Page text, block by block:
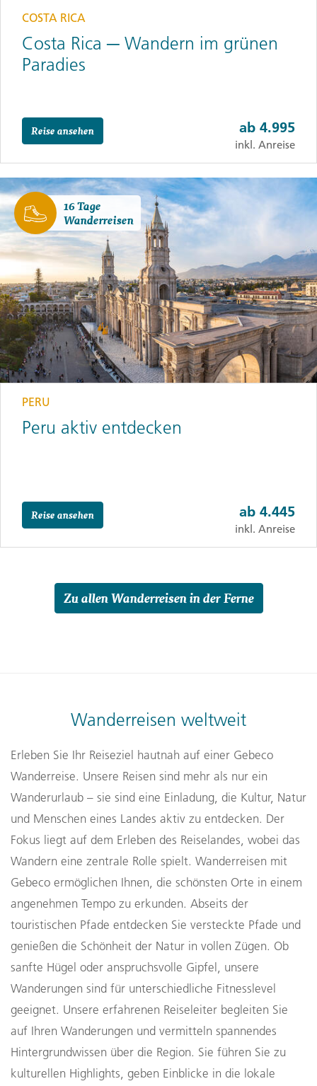
COSTA RICA
Costa Rica ─ Wandern im grünen
Paradies
Reise ansehen ab 4.995
inkl. Anreise
16 Tage
Wanderreisen
PERU
Peru aktiv entdecken
Reise ansehen ab 4.445
inkl. Anreise
Zu allen Wanderreisen in der Ferne
Wanderreisen weltweit
Erleben Sie Ihr Reiseziel hautnah auf einer Gebeco
Wanderreise. Unsere Reisen sind mehr als nur ein
Wanderurlaub – sie sind eine Einladung, die Kultur, Natur
und Menschen eines Landes aktiv zu entdecken. Der
Fokus liegt auf dem Erleben des Reiselandes, wobei das
Wandern eine zentrale Rolle spielt. Wanderreisen mit
Gebeco ermöglichen Ihnen, die schönsten Orte in einem
angenehmen Tempo zu erkunden. Abseits der
touristischen Pfade entdecken Sie versteckte Pfade und
genießen die Schönheit der Natur in vollen Zügen. Ob
sanfte Hügel oder anspruchsvolle Gipfel, unsere
Wanderungen sind für unterschiedliche Fitnesslevel
geeignet. Unsere erfahrenen Reiseleiter begleiten Sie
auf Ihren Wanderungen und vermitteln spannendes
Hintergrundwissen über die Region. Sie führen Sie zu
kulturellen Highlights, geben Einblicke in die lokale